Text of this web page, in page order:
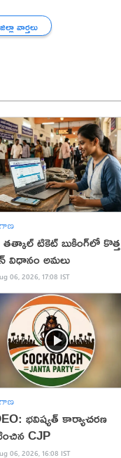
జిల్లా వార్తలు
తత్కాల్ టికెట్ బుకింగ్‌లో కొత్త
విధానం అమలు
06, 2026, 17:08 IST
భవిష్యత్ కార్యాచరణ
CJP
06, 2026, 16:08 IST